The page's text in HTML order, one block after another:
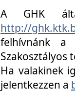
A GHK
http://
felhívnánk a
Szakosztályos
Ha valakinek
jelentkezzen a